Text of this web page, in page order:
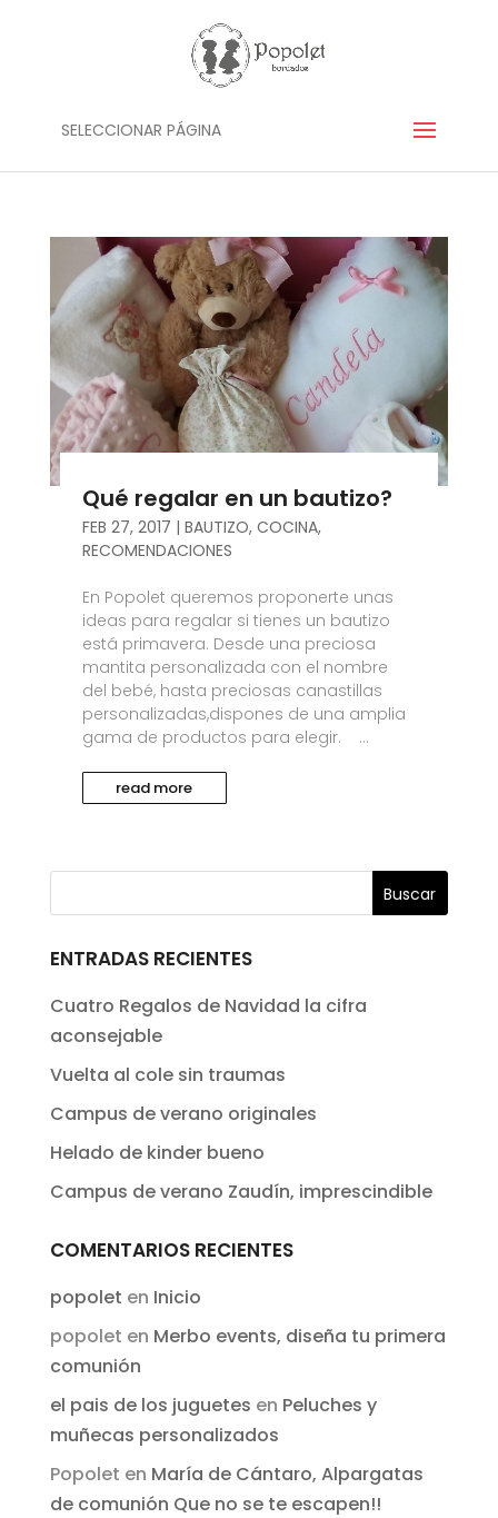
SELECCIONAR PÁGINA
Qué regalar en un bautizo?
FEB 27, 2017 | BAUTIZO, COCINA,
RECOMENDACIONES
En Popolet queremos proponerte unas
ideas para regalar si tienes un bautizo
está primavera. Desde una preciosa
mantita personalizada con el nombre
del bebé, hasta preciosas canastillas
personalizadas,dispones de una amplia
gama de productos para elegir. ...
read more
ENTRADAS RECIENTES
Cuatro Regalos de Navidad la cifra
aconsejable
Vuelta al cole sin traumas
Campus de verano originales
Helado de kinder bueno
Campus de verano Zaudín, imprescindible
COMENTARIOS RECIENTES
popolet en Inicio
popolet en Merbo events, diseña tu primera
comunión
el pais de los juguetes en Peluches y
muñecas personalizados
Popolet en María de Cántaro, Alpargatas
de comunión Que no se te escapen!!